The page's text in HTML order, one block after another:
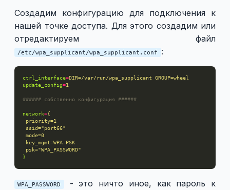
Создадим конфигурацию для подключения к
нашей точке доступа. Для этого создадим или
отредактируем файл
/etc/wpa_supplicant/wpa_supplicant.conf :
ctrl_interface=DIR=/var/run/wpa_supplicant GROUP=wheel
update_config=1
###### собственно конфигурация ######
network=
psk="WPA_PASSWORD"
}
WPA_PASSWORD - это ничто иное, как пароль к